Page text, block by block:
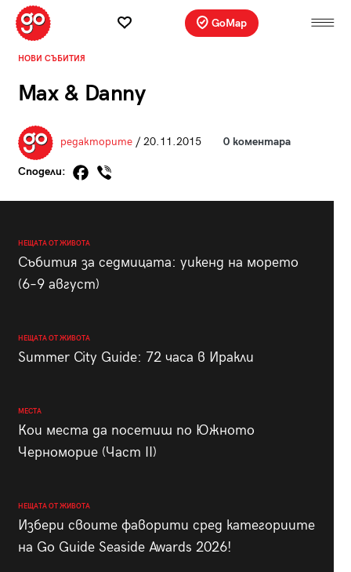
GoMap
НОВИ СЪБИТИЯ
Max & Danny
редакторите/ 20.11.2015 0 коментара
Сподели:
НЕЩАТА ОТ ЖИВОТА
Събития за седмицата: уикенд на морето
(6–9 август)
НЕЩАТА ОТ ЖИВОТА
Summer City Guide: 72 часа в Иракли
МЕСТА
Кои места да посетиш по Южното
Черноморие (Част II)
НЕЩАТА ОТ ЖИВОТА
Избери своите фаворити сред категориите
на Go Guide Seaside Awards 2026!